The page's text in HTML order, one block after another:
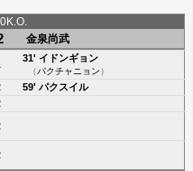
金泉尚武
31' イドンギョン
（パクチャニョン）
59' パクスイル